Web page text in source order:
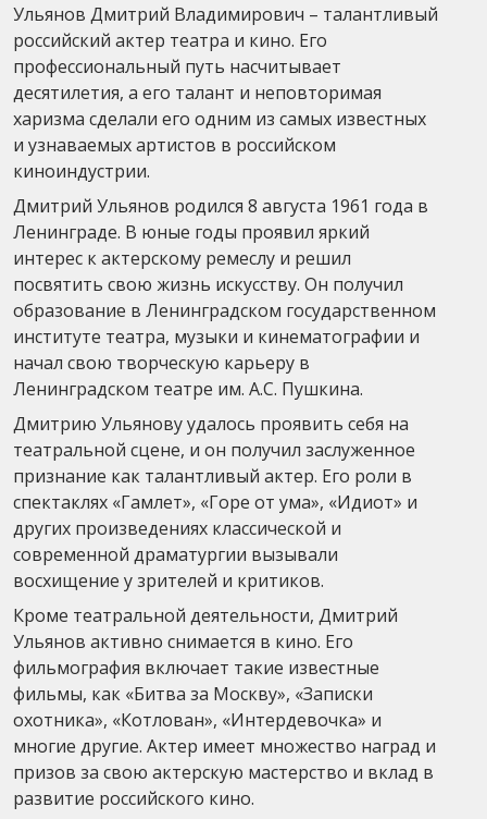
Ульянов Дмитрий Владимирович – талантливый
российский актер театра и кино. Его
профессиональный путь насчитывает
десятилетия, а его талант и неповторимая
харизма сделали его одним из самых известных
и узнаваемых артистов в российском
киноиндустрии.
Дмитрий Ульянов родился 8 августа 1961 года в
Ленинграде. В юные годы проявил яркий
интерес к актерскому ремеслу и решил
посвятить свою жизнь искусству. Он получил
образование в Ленинградском государственном
институте театра, музыки и кинематографии и
начал свою творческую карьеру в
Ленинградском театре им. А.С. Пушкина.
Дмитрию Ульянову удалось проявить себя на
театральной сцене, и он получил заслуженное
признание как талантливый актер. Его роли в
спектаклях «Гамлет», «Горе от ума», «Идиот» и
других произведениях классической и
современной драматургии вызывали
восхищение у зрителей и критиков.
Кроме театральной деятельности, Дмитрий
Ульянов активно снимается в кино. Его
фильмография включает такие известные
фильмы, как «Битва за Москву», «Записки
охотника», «Котлован», «Интердевочка» и
многие другие. Актер имеет множество наград и
призов за свою актерскую мастерство и вклад в
развитие российского кино.